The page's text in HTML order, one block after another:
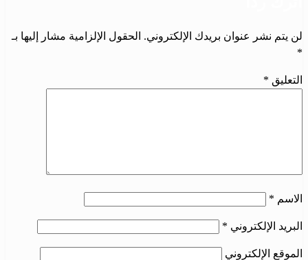
لن يتم نشر عنوان بريدك الإلكتروني. الحقول الإلزامية مشار إليها بـ
*
التعليق *
الاسم *
البريد الإلكتروني *
الموقع الإلكتروني